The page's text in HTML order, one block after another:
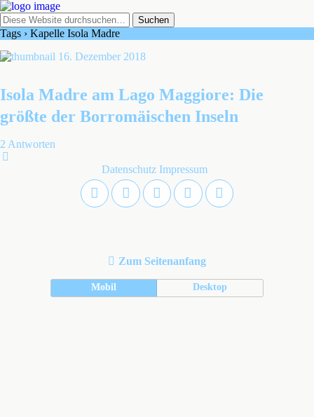
Tags › Kapelle Isola Madre
16. Dezember 2018
Isola Madre am Lago Maggiore: Die
größte der Borromäischen Inseln
2 Antworten
Datenschutz Impressum
Zum Seitenanfang
Mobil Desktop